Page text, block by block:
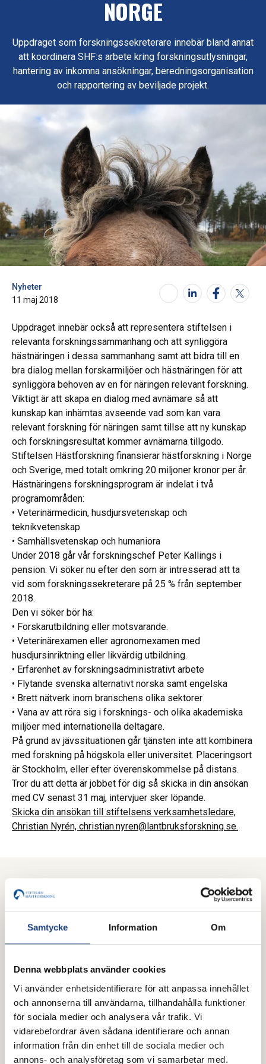
Samtycke Information Om
Denna webbplats använder cookies
Vi använder enhetsidentifierare för att anpassa innehållet
och annonserna till användarna, tillhandahålla funktioner
för sociala medier och analysera vår trafik. Vi
vidarebefordrar även sådana identifierare och annan
information från din enhet till de sociala medier och
annons- och analysföretag som vi samarbetar med.
NORGE
Uppdraget som forskningssekreterare innebär bland annat
att koordinera SHF:s arbete kring forskningsutlysningar,
hantering av inkomna ansökningar, beredningsorganisation
och rapportering av beviljade projekt.
Nyheter
11 maj 2018
Uppdraget innebär också att representera stiftelsen i
relevanta forskningssammanhang och att synliggöra
hästnäringen i dessa sammanhang samt att bidra till en
bra dialog mellan forskarmiljöer och hästnäringen för att
synliggöra behoven av en för näringen relevant forskning.
Viktigt är att skapa en dialog med avnämare så att
kunskap kan inhämtas avseende vad som kan vara
relevant forskning för näringen samt tillse att ny kunskap
och forskningsresultat kommer avnämarna tillgodo.
Stiftelsen Hästforskning finansierar hästforskning i Norge
och Sverige, med totalt omkring 20 miljoner kronor per år.
Hästnäringens forskningsprogram är indelat i två
programområden:
• Veterinärmedicin, husdjursvetenskap och
teknikvetenskap
• Samhällsvetenskap och humaniora
Under 2018 går vår forskningschef Peter Kallings i
pension. Vi söker nu efter den som är intresserad att ta
vid som forskningssekreterare på 25 % från september
2018.
Den vi söker bör ha:
• Forskarutbildning eller motsvarande.
• Veterinärexamen eller agronomexamen med
husdjursinriktning eller likvärdig utbildning.
• Erfarenhet av forskningsadministrativt arbete
• Flytande svenska alternativt norska samt engelska
• Brett nätverk inom branschens olika sektorer
• Vana av att röra sig i forsknings- och olika akademiska
miljöer med internationella deltagare.
På grund av jävssituationen går tjänsten inte att kombinera
med forskning på högskola eller universitet. Placeringsort
är Stockholm, eller efter överenskommelse på distans.
Tror du att detta är jobbet för dig så skicka in din ansökan
med CV senast 31 maj, intervjuer sker löpande.
Skicka din ansökan till stiftelsens verksamhetsledare,
Christian Nyrén, christian.nyren@lantbruksforskning.se.
Mer från Stiftelsen Hästforskning